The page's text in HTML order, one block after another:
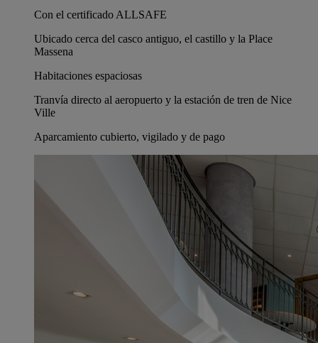
Con el certificado ALLSAFE
Ubicado cerca del casco antiguo, el castillo y la Place
Massena
Habitaciones espaciosas
Tranvía directo al aeropuerto y la estación de tren de Nice
Ville
Aparcamiento cubierto, vigilado y de pago